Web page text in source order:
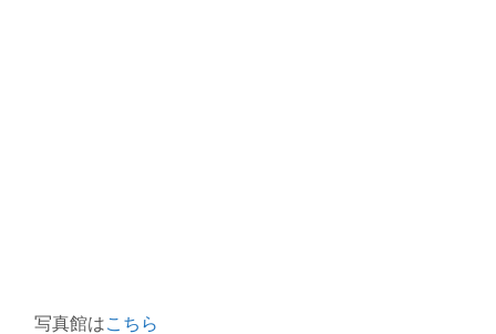
写真館は こちら